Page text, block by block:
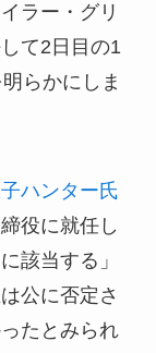
ラー・グリ
て2日目の1
らかにしま
ハンター氏
役に就任し
該当する」
公に否定さ
たとみられ